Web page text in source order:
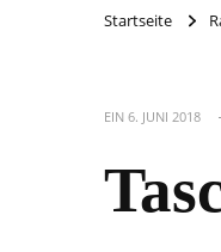
Startseite
EIN 6. JUNI 2018